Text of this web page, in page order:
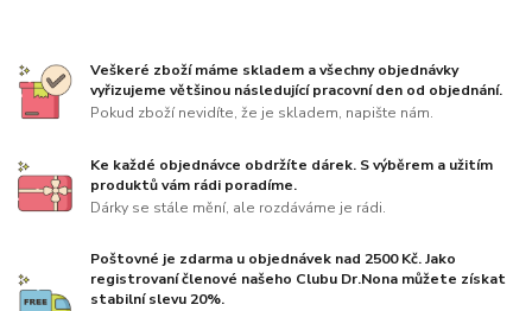
Veškeré zboží máme skladem a všechny objednávky
vyřizujeme většinou následující pracovní den od objednání.
Pokud zboží nevidíte, že je skladem, napište nám.
Ke každé objednávce obdržíte dárek. S výběrem a užitím
produktů vám rádi poradíme.
Dárky se stále mění, ale rozdáváme je rádi.
Poštovné je zdarma u objednávek nad 2500 Kč. Jako
registrovaní členové našeho Clubu Dr.Nona můžete získat
stabilní slevu 20%.